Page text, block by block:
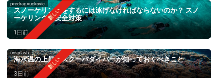
predragvuckovic
スノーケリングをするには泳げなければならないのか？ スノ
ーケリングの安全対策
1日前
unsplash
海水温の上昇：スクーバダイバーが知っておくべきこと
3日前